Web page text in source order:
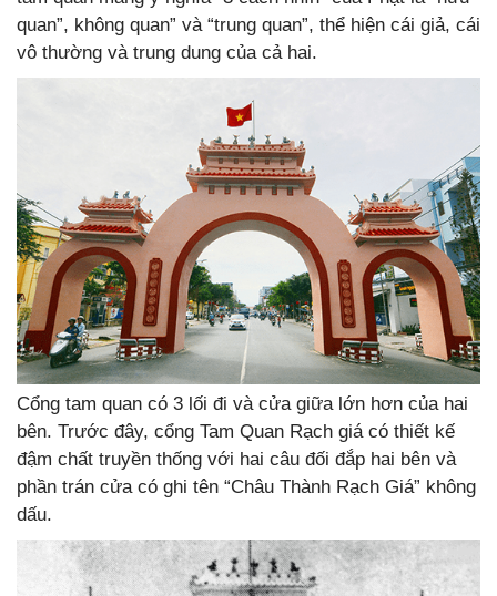
quan”, không quan” và “trung quan”, thể hiện cái giả, cái
vô thường và trung dung của cả hai.
Cổng tam quan có 3 lối đi và cửa giữa lớn hơn của hai
bên. Trước đây, cổng Tam Quan Rạch giá có thiết kế
đậm chất truyền thống với hai câu đối đắp hai bên và
phần trán cửa có ghi tên “Châu Thành Rạch Giá” không
dấu.